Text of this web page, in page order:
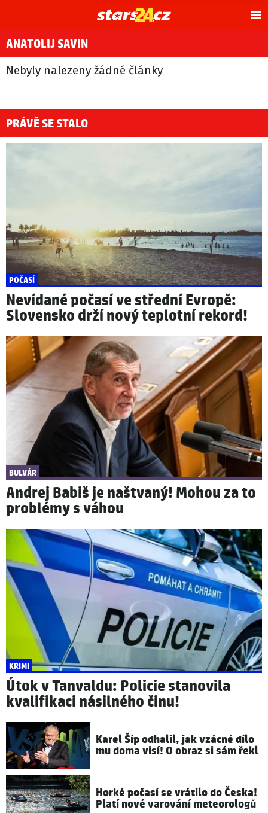
ANATOLIJ SAVIN
Nebyly nalezeny žádné články
PRÁVĚ SE STALO
POČASÍ
Nevídané počasí ve střední Evropě:
Slovensko drží nový teplotní rekord!
BULVÁR
Andrej Babiš je naštvaný! Mohou za to
problémy s váhou
KRIMI
Útok v Tanvaldu: Policie stanovila
kvalifikaci násilného činu!
Karel Šíp odhalil, jak vzácné dílo
mu doma visí! O obraz si sám řekl
Horké počasí se vrátilo do Česka!
Platí nové varování meteorologů